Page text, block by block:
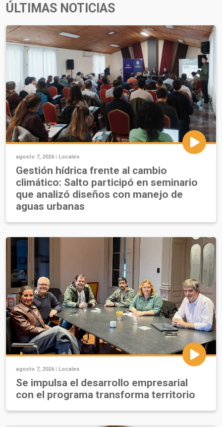
ÚLTIMAS NOTICIAS
agosto 7, 2026 | Locales
Gestión hídrica frente al cambio
climático: Salto participó en seminario
que analizó diseños con manejo de
aguas urbanas
agosto 7, 2026 | Locales
Se impulsa el desarrollo empresarial
con el programa transforma territorio